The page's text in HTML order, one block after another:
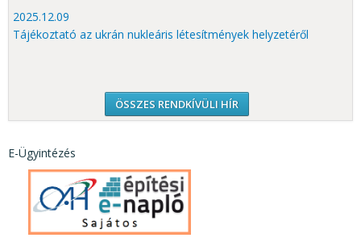
2025.12.09
Tájékoztató az ukrán nukleáris létesítmények helyzetéről
ÖSSZES RENDKÍVÜLI HÍR
E-Ügyintézés